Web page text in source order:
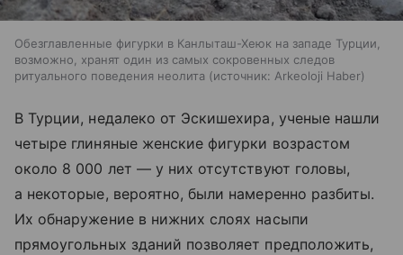
Обезглавленные фигурки в Канлыташ-Хеюк на западе Турции,
возможно, хранят один из самых сокровенных следов
ритуального поведения неолита
источник: Arkeoloji Haber
В Турции, недалеко от Эскишехира, ученые нашли
четыре глиняные женские фигурки возрастом
около 8 000 лет — у них отсутствуют головы,
а некоторые, вероятно, были намеренно разбиты.
Их обнаружение в нижних слоях насыпи
прямоугольных зданий позволяет предположить,